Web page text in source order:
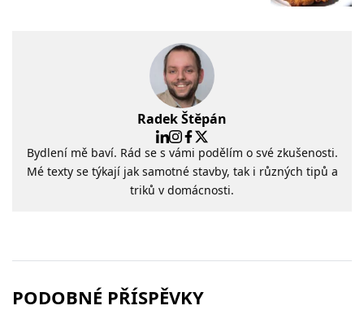
Radek Štěpán
Bydlení mě baví. Rád se s vámi podělím o své zkušenosti.
Mé texty se týkají jak samotné stavby, tak i různých tipů a
triků v domácnosti.
PODOBNÉ PŘÍSPĚVKY